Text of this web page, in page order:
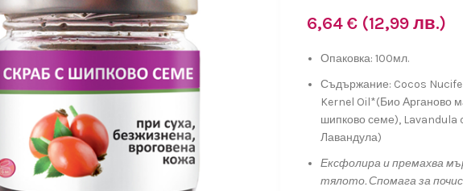
6,64 € (12,99 лв.)
Опаковка: 100мл.
Съдържание: Cocos
Kernel Oil*(Био Арганово
шипково семе), Lavandula
Лавандула)
Ексфолира и премахва
тялото. Спомага за